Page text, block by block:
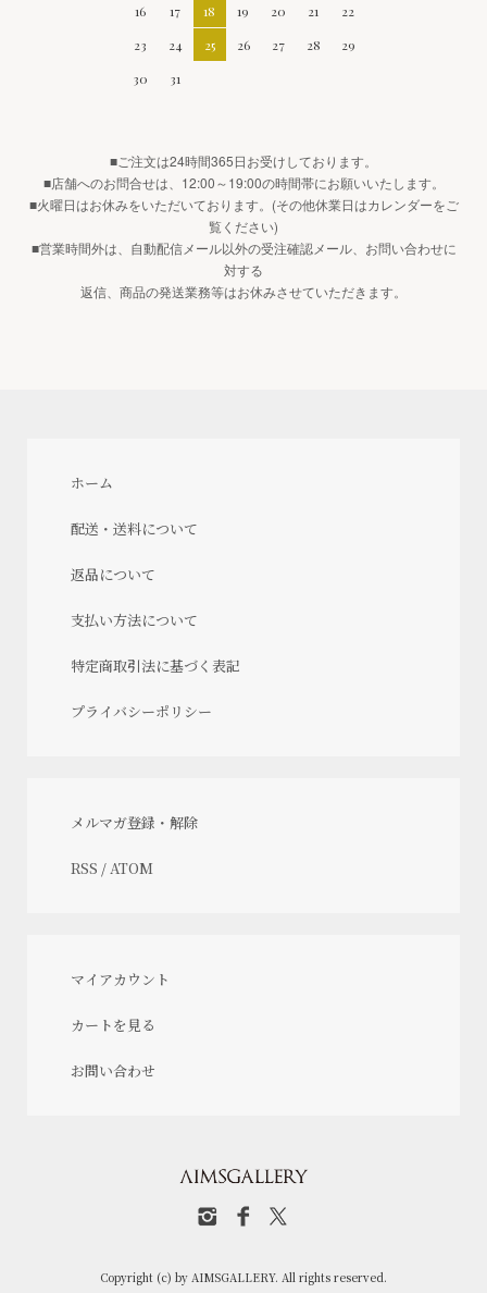
16
17 18 19 20 21
22
23
24 25 26 27 28
29
30
31
■ご注文は24時間365日お受けしております。
■店舗へのお問合せは、12:00～19:00の時間帯にお願いいたします。
■火曜日はお休みをいただいております。(その他休業日はカレンダーをご
覧ください)
■営業時間外は、自動配信メール以外の受注確認メール、お問い合わせに
対する
返信、商品の発送業務等はお休みさせていただきます。
ホーム
配送・送料について
返品について
支払い方法について
特定商取引法に基づく表記
プライバシーポリシー
メルマガ登録・解除
RSS / ATOM
マイアカウント
カートを見る
お問い合わせ
Copyright (c) by AIMSGALLERY. All rights reserved.